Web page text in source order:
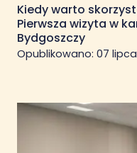
Kiedy warto
Pierwsza wizyta w
Bydgoszczy
Opublikowano: 07